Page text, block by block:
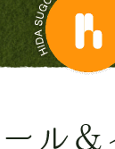
プレー料金